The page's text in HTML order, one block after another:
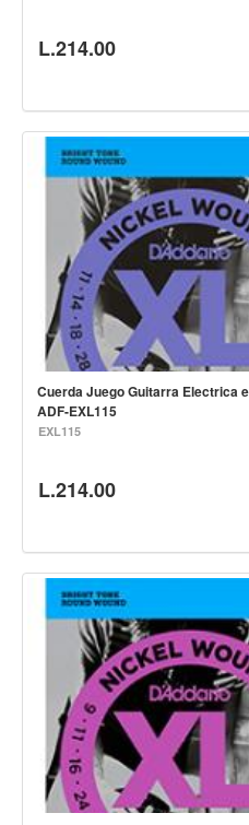
Acustico
Pedales de efectos
Estuches y fundas
Accesorios
Cuerdas
Baterias
Acustica
Pergaminos
Platillos
Pedestal para platillo
Pedestal para Hi-Hat
Pedestal para redoblante
Herrajes
Pedal
Trono
Accesorios
Teclado
L.214.00
Cuerda Juego Guitarra Electrica
ADF-EXL115
EXL115
L.214.00